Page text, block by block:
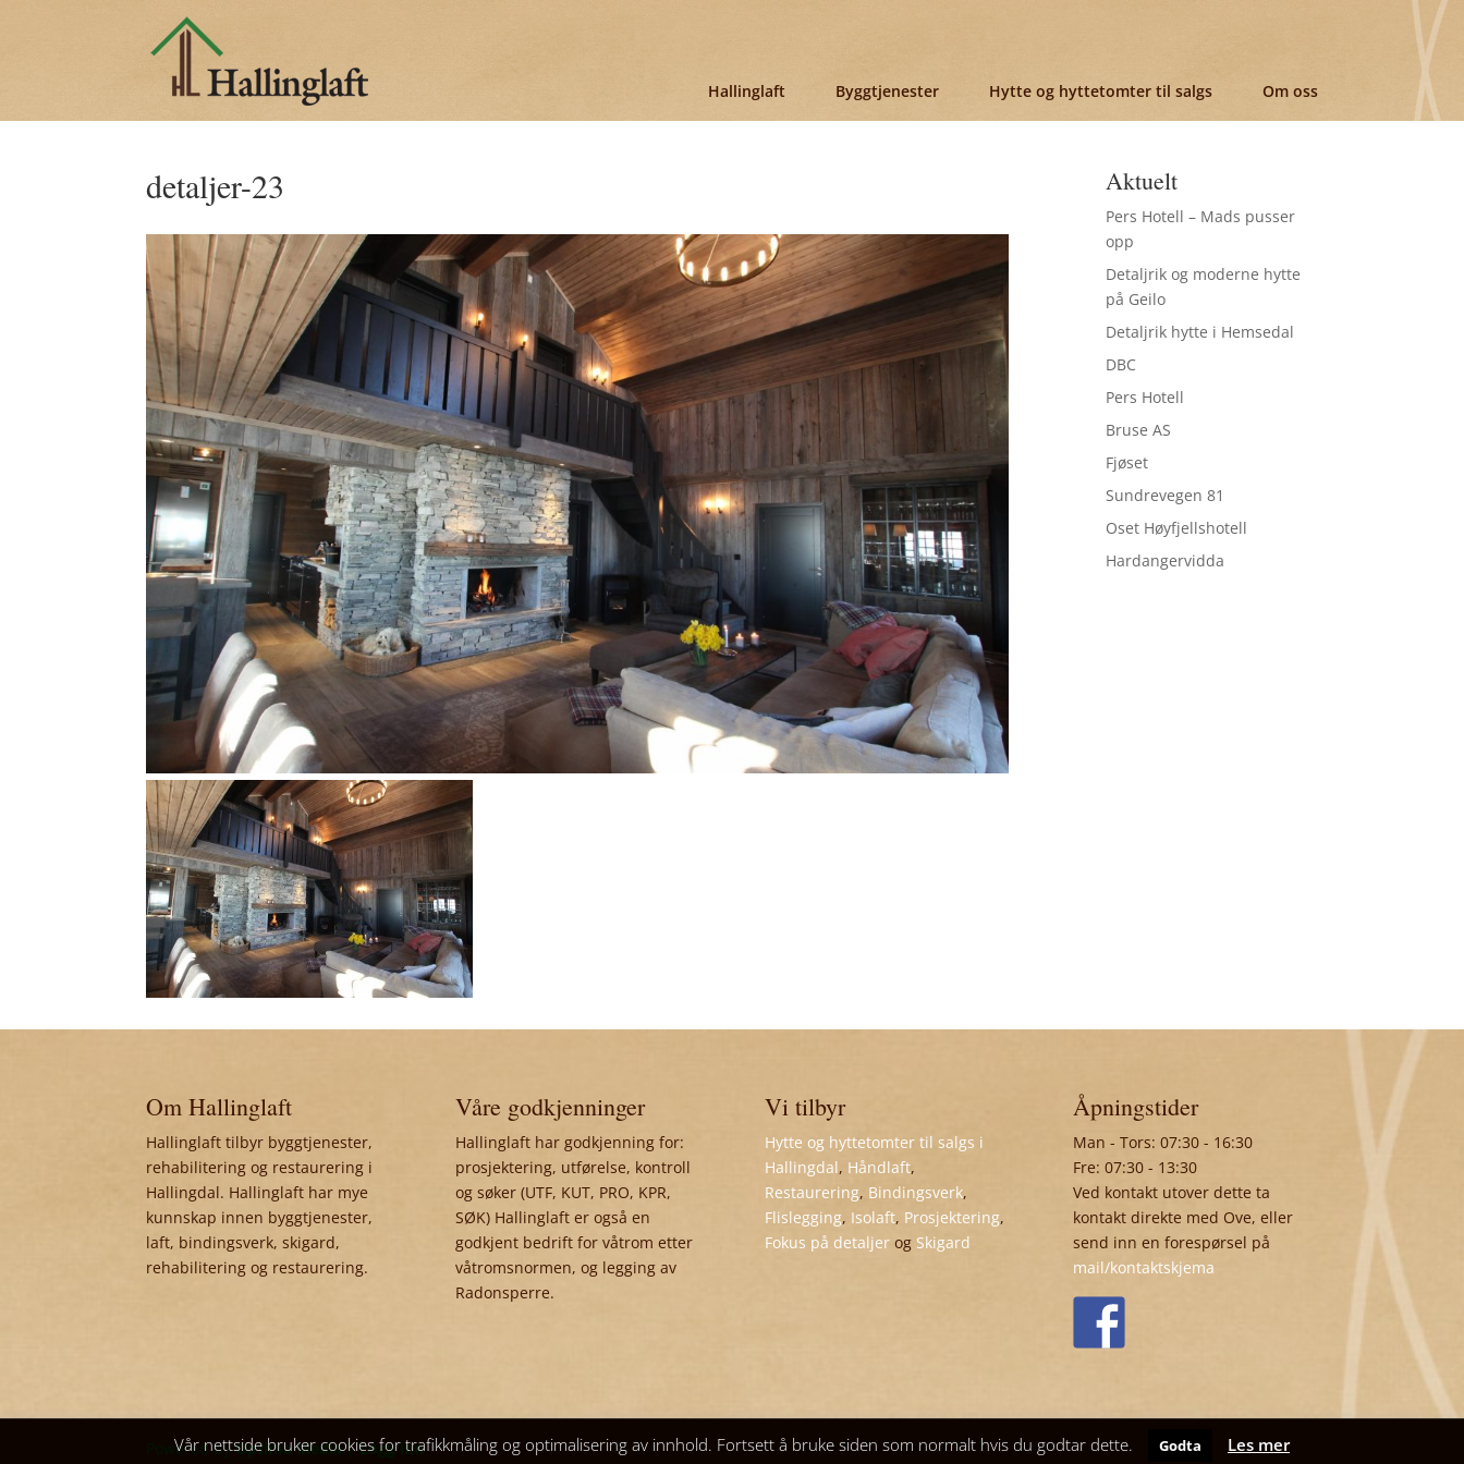
Hallinglaft Byggtjenester Hytte og hyttetomter til salgs Om oss
detaljer-23 Aktuelt
Pers Hotell – Mads pusser
opp
Detaljrik og moderne hytte
på Geilo
Detaljrik hytte i Hemsedal
DBC
Pers Hotell
Bruse AS
Fjøset
Sundrevegen 81
Oset Høyfjellshotell
Hardangervidda
Om Hallinglaft
Hallinglaft tilbyr byggtjenester,
rehabilitering og restaurering i
Hallingdal. Hallinglaft har mye
kunnskap innen byggtjenester,
laft, bindingsverk, skigard,
rehabilitering og restaurering.
Våre godkjenninger
Hallinglaft har godkjenning for:
prosjektering, utførelse, kontroll
og søker (UTF, KUT, PRO, KPR,
SØK) Hallinglaft er også en
godkjent bedrift for våtrom etter
våtromsnormen, og legging av
Radonsperre.
Vi tilbyr
Hytte og hyttetomter til salgs i
Hallingdal, Håndlaft,
Restaurering, Bindingsverk,
Flislegging, Isolaft, Prosjektering,
Fokus på detaljerog Skigard
Åpningstider
Man - Tors: 07:30 - 16:30
Fre: 07:30 - 13:30
Ved kontakt utover dette ta
kontakt direkte med Ove, eller
send inn en forespørsel på
mail/kontaktskjema
Powered byOptima Media|Logg inn
Vår nettside bruker cookies for trafikkmåling og optimalisering av innhold. Fortsett å bruke siden som normalt hvis du godtar dette. Godta Les mer